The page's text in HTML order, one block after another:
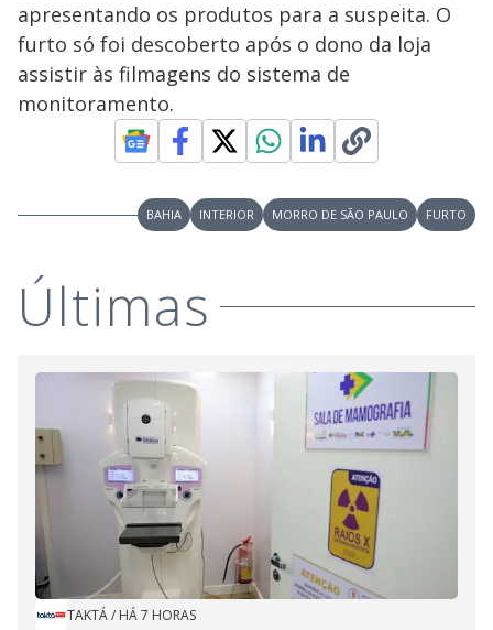
apresentando os produtos para a suspeita. O
furto só foi descoberto após o dono da loja
assistir às filmagens do sistema de
monitoramento.
BAHIA INTERIOR MORRO DE SÃO PAULO FURTO
Últimas
TAKTÁ/ HÁ 7 HORAS